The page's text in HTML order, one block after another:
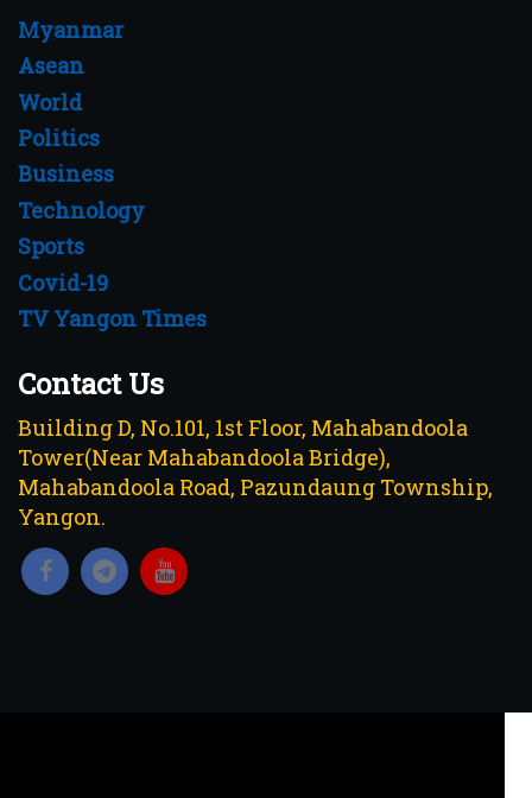
Myanmar
Asean
World
Politics
Business
Technology
Sports
Covid-19
TV Yangon Times
Contact Us
Building D, No.101, 1st Floor, Mahabandoola
Tower(Near Mahabandoola Bridge),
Mahabandoola Road, Pazundaung Township,
Yangon.